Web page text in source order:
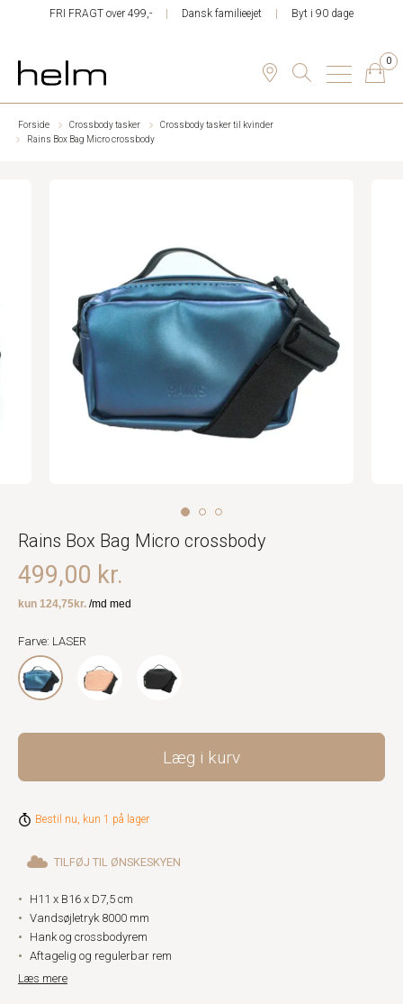
FRI FRAGT over 499,- Dansk familieejet Byt i 90 dage
0
Forside Crossbody tasker
Crossbody tasker til kvinder
Rains Box Bag Micro crossbody
Rains Box Bag Micro crossbody
499,00 kr.
Farve: LASER
Læg i kurv
Bestil nu, kun 1 på lager
TILFØJ TIL ØNSKESKYEN
H11 x B16 x D7,5 cm
Vandsøjletryk 8000 mm
Hank og crossbodyrem
Aftagelig og regulerbar rem
Læs mere